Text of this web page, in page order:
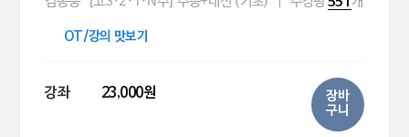
OT/강의 맛보기
강좌 23,000원
장바
구니